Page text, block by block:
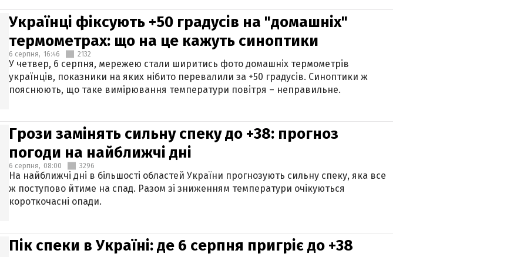
Українці фіксують +50 градусів на "домашніх"
термометрах: що на це кажуть синоптики
6 серпня, 16:46 2132
У четвер, 6 серпня, мережею стали ширитись фото домашніх термометрів
українців, показники на яких нібито перевалили за +50 градусів. Синоптики ж
пояснюють, що таке вимірювання температури повітря – неправильне.
Грози замінять сильну спеку до +38: прогноз
погоди на найближчі дні
6 серпня, 08:00 3296
На найближчі дні в більшості областей України прогнозують сильну спеку, яка все
ж поступово йтиме на спад. Разом зі зниженням температури очікуються
короткочасні опади.
Пік спеки в Україні: де 6 серпня пригріє до +38